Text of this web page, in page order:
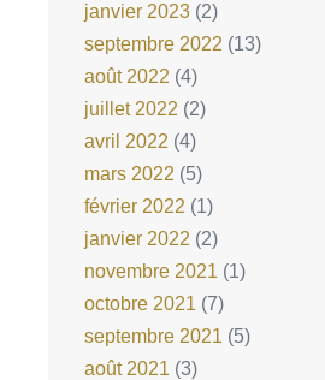
janvier 2023 (2)
septembre 2022 (13)
août 2022 (4)
juillet 2022 (2)
avril 2022 (4)
mars 2022 (5)
février 2022 (1)
janvier 2022 (2)
novembre 2021 (1)
octobre 2021 (7)
septembre 2021 (5)
août 2021 (3)